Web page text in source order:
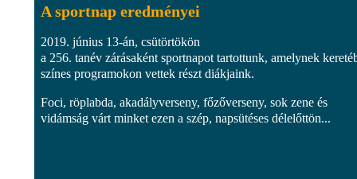
A sportnap eredményei
2019. június 13-án, csütörtökön
a 256. tanév zárásaként sportnapot tartottunk, amelynek
színes programokon vettek részt diákjaink.
Foci, röplabda, akadályverseny, főzőverseny, sok zene és
vidámság várt minket ezen a szép, napsütéses délelőttön...